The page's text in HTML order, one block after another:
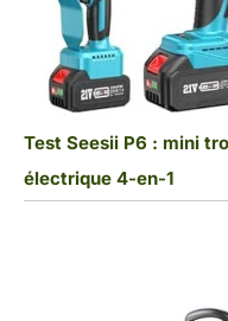
Test Seesii P6 : mini
électrique 4-en-1